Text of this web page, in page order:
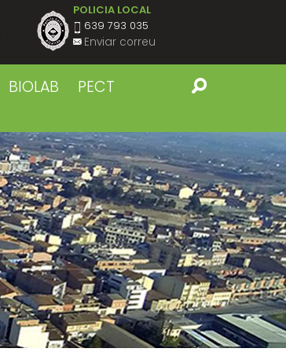
POLICIA LOCAL
639 793 035
Enviar correu
BIOLAB
PECT